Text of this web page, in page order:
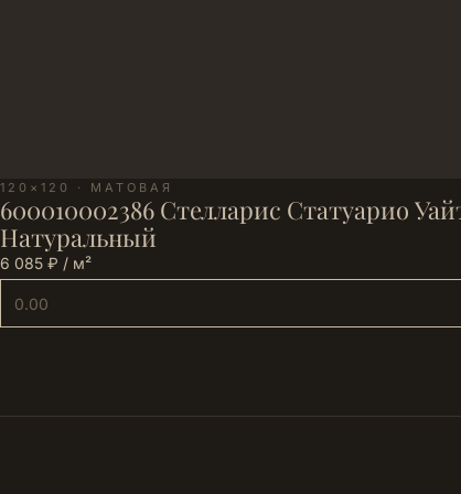
120×120 · МАТОВАЯ
600010002386 Стелларис Статуарио
Натуральный
6 085 ₽ / м²